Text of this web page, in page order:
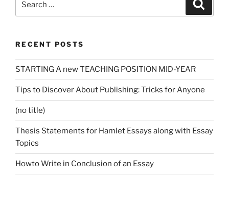
for:
RECENT POSTS
STARTING A new TEACHING POSITION MID-YEAR
Tips to Discover About Publishing: Tricks for Anyone
(no title)
Thesis Statements for Hamlet Essays along with Essay
Topics
Howto Write in Conclusion of an Essay